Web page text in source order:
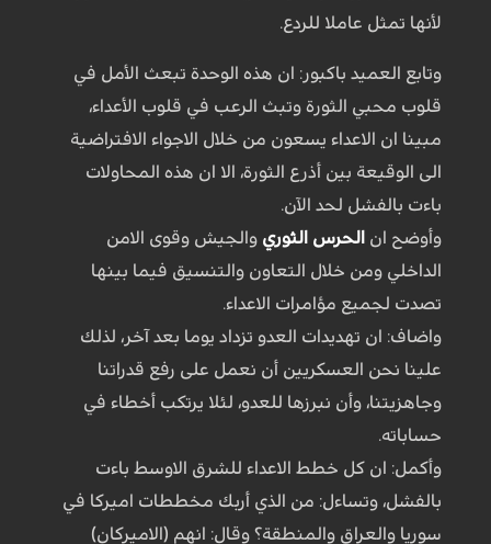
لأنها تمثل عاملا للردع.
وتابع العميد باكبور: ان هذه الوحدة تبعث الأمل في
قلوب محبي الثورة وتبث الرعب في قلوب الأعداء،
مبينا ان الاعداء يسعون من خلال الاجواء الافتراضية
الى الوقيعة بين أذرع الثورة، الا ان هذه المحاولات
باءت بالفشل لحد الآن.
وأوضح ان الحرس الثوري والجيش وقوى الامن
الداخلي ومن خلال التعاون والتنسيق فيما بينها
تصدت لجميع مؤامرات الاعداء.
واضاف: ان تهديدات العدو تزداد يوما بعد آخر، لذلك
علينا نحن العسكريين أن نعمل على رفع قدراتنا
وجاهزيتنا، وأن نبرزها للعدو، لئلا يرتكب أخطاء في
حساباته.
وأكمل: ان كل خطط الاعداء للشرق الاوسط باءت
بالفشل، وتساءل: من الذي أربك مخططات اميركا في
سوريا والعراق والمنطقة؟ وقال: انهم (الاميركان)